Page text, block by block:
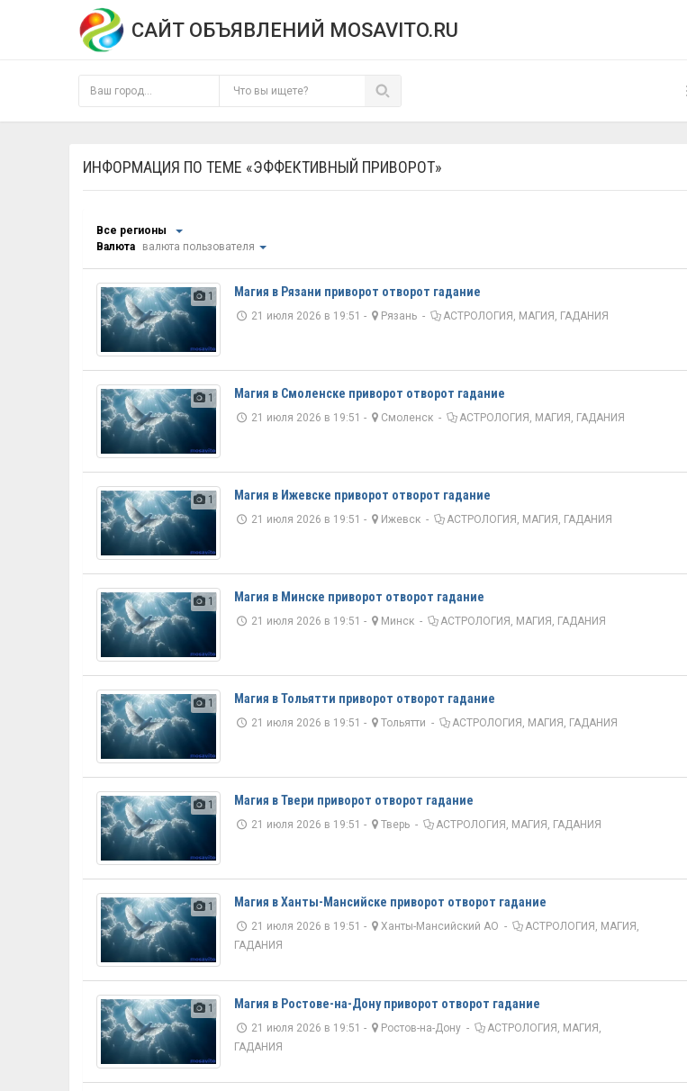
САЙТ ОБЪЯВЛЕНИЙ MOSAVITO.RU
ИНФОРМАЦИЯ ПО ТЕМЕ «ЭФФЕКТИВНЫЙ ПРИВОРОТ»
Все регионы
Валюта
валюта пользователя
1 Магия в Рязани приворот отворот гадание
21 июля 2026 в 19:51 - Рязань - АСТРОЛОГИЯ, МАГИЯ, ГАДАНИЯ
1 Магия в Смоленске приворот отворот гадание
21 июля 2026 в 19:51 - Смоленск - АСТРОЛОГИЯ, МАГИЯ, ГАДАНИЯ
1 Магия в Ижевске приворот отворот гадание
21 июля 2026 в 19:51 - Ижевск - АСТРОЛОГИЯ, МАГИЯ, ГАДАНИЯ
1 Магия в Минске приворот отворот гадание
21 июля 2026 в 19:51 - Минск - АСТРОЛОГИЯ, МАГИЯ, ГАДАНИЯ
1 Магия в Тольятти приворот отворот гадание
21 июля 2026 в 19:51 - Тольятти - АСТРОЛОГИЯ, МАГИЯ, ГАДАНИЯ
1 Магия в Твери приворот отворот гадание
21 июля 2026 в 19:51 - Тверь - АСТРОЛОГИЯ, МАГИЯ, ГАДАНИЯ
1 Магия в Ханты-Мансийске приворот отворот гадание
21 июля 2026 в 19:51 - Ханты-Мансийский АО -
АСТРОЛОГИЯ, МАГИЯ,
ГАДАНИЯ
1 Магия в Ростове-на-Дону приворот отворот гадание
21 июля 2026 в 19:51 - Ростов-на-Дону -
АСТРОЛОГИЯ, МАГИЯ,
ГАДАНИЯ